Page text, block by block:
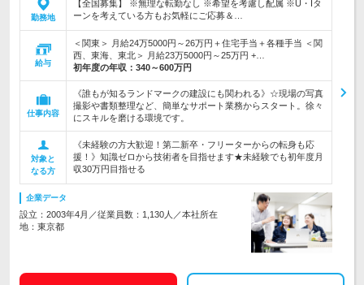
勤務地
【全国募集】 ※無理な転勤なし ※希望を考慮し配属 ※U・Iタ
ーンを考えている方もお気軽にご応募＆…
給与
＜関東＞ 月給24万5000円～26万円＋住宅手当＋各種手当 ＜関
西、東海、東北＞ 月給23万5000円～25万円 +…
初年度の年収： 340～600万円
仕事内容
《誰もが知るランドマークの建設にも関われる》☆現場の写真
撮影や書類整理など、簡単なサポート業務からスタート。徐々
にスキルを磨ける環境です。
対象と
なる方
《未経験の方大歓迎！第二新卒・フリーターからの転身も応
援！》知識ゼロから技術者を目指せます★未経験でも初年度月
収30万円目指せる
企業データ
設立：2003年4月／従業員数：1,130人／本社所在
地：東京都